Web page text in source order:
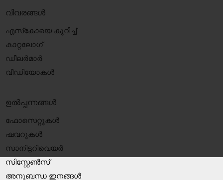
വിവരങ്ങൾ
എസ്‍കോയെ കുറിച്ച്
കാറ്റലോഗ്
ഡീലർമാർ
വീഡിയോകൾ
ഉൽപ്പന്നങ്ങൾ
ഫോസെറ്റുകൾ
ഷവറുകൾ
സാനിട്ടറിവെയർ
സിസ്റ്റേൺസ്
അനുബന്ധ ഇനങ്ങൾ